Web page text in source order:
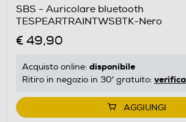
SBS - Auricolare bluetooth
TESPEARTRAINTWSBTK-Nero
€ 49,90
Acquisto online: disponibile
Ritiro in negozio in 30' gratuito: verifica
AGGIUNGI